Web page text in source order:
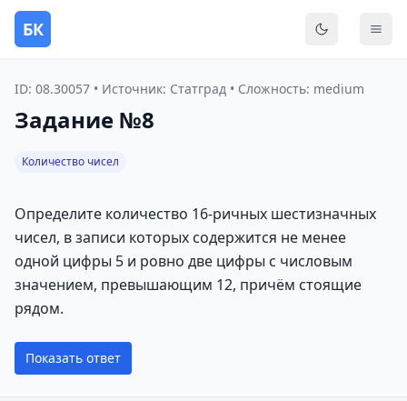
БК
ID: 08.30057 • Источник: Статград • Сложность: medium
Задание №8
Количество чисел
Определите количество 16-ричных шестизначных
чисел, в записи которых содержится не менее
одной цифры 5 и ровно две цифры с числовым
значением, превышающим 12, причём стоящие
рядом.
Показать ответ